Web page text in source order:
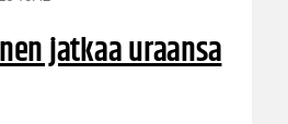
jatkaa uraansa